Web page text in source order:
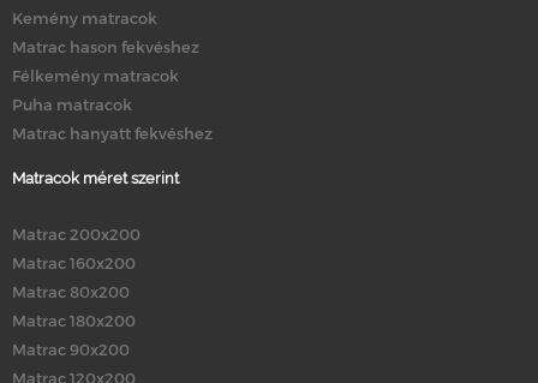
Kemény matracok
Matrac hason fekvéshez
Félkemény matracok
Puha matracok
Matrac hanyatt fekvéshez
Matracok méret szerint
Matrac 200x200
Matrac 160x200
Matrac 80x200
Matrac 180x200
Matrac 90x200
Matrac 120x200